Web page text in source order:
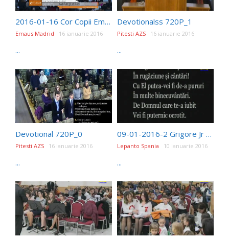
2016-01-16 Cor Copii Emaus – Iarasi si iarasi
Emaus Madrid 16 ianuarie 2016
...
Devotionalss 720P_1
Pitesti AZS 16 ianuarie 2016
...
Devotional 720P_0
Pitesti AZS 16 ianuarie 2016
...
09-01-2016-2 Grigore Jr Stana
Lepanto Spania 10 ianuarie 2016
...